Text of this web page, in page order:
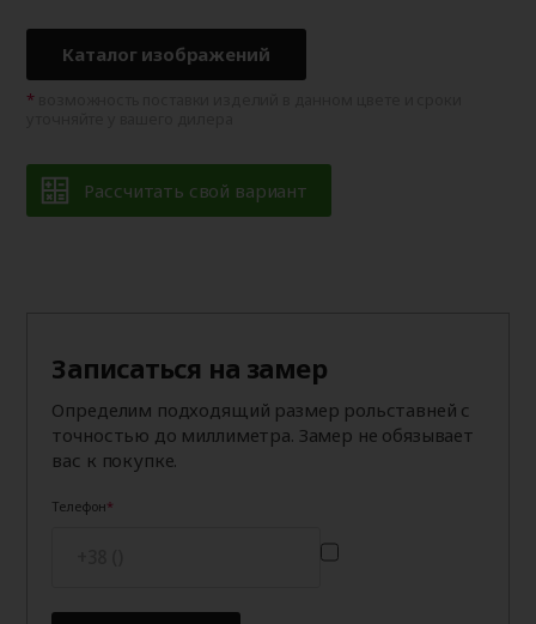
Каталог изображений
Рассчитать свой вариант
Записаться на замер
Определим подходящий размер рольставней с
точностью до миллиметра. Замер не обязывает
вас к покупке.
Телефон